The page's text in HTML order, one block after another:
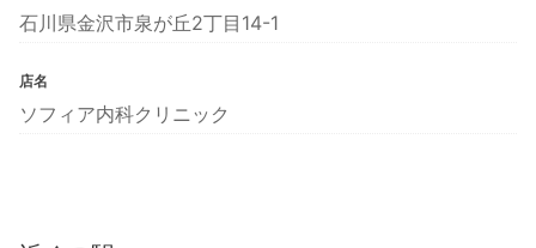
石川県金沢市泉が丘2丁目14-1
店名
ソフィア内科クリニック